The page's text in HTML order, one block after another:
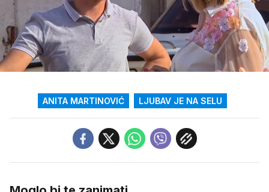
Upali
zvuk
Loaded :
80.75%
ANITA MARTINOVIĆ LJUBAV JE NA SELU